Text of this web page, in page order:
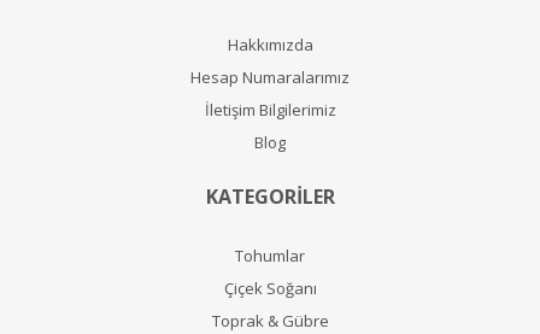
Hakkımızda
Hesap Numaralarımız
İletişim Bilgilerimiz
Blog
KATEGORİLER
Tohumlar
Çiçek Soğanı
Toprak & Gübre